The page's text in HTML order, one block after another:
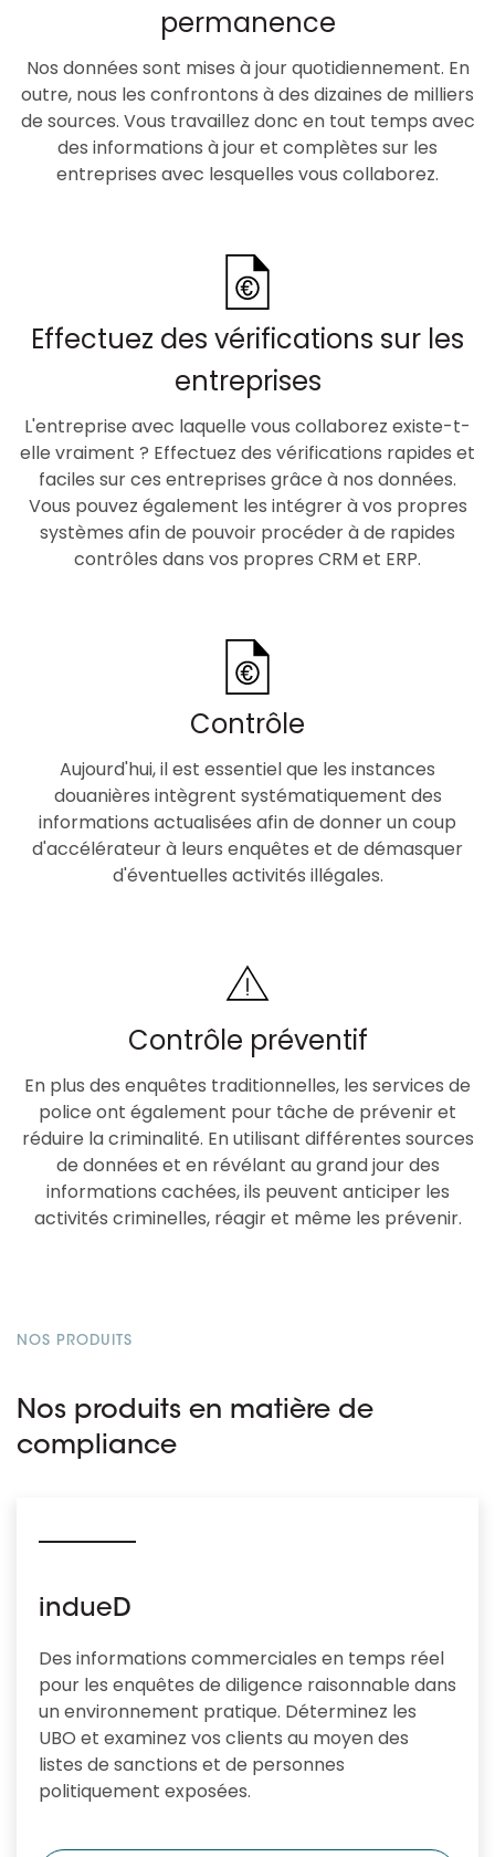
permanence
Nos données sont mises à jour quotidiennement. En
outre, nous les confrontons à des dizaines de milliers
de sources. Vous travaillez donc en tout temps avec
des informations à jour et complètes sur les
entreprises avec lesquelles vous collaborez.
Effectuez des vérifications sur les
entreprises
L'entreprise avec laquelle vous collaborez existe-t-
elle vraiment ? Effectuez des vérifications rapides et
faciles sur ces entreprises grâce à nos données.
Vous pouvez également les intégrer à vos propres
systèmes afin de pouvoir procéder à de rapides
contrôles dans vos propres CRM et ERP.
Contrôle
Aujourd'hui, il est essentiel que les instances
douanières intègrent systématiquement des
informations actualisées afin de donner un coup
d'accélérateur à leurs enquêtes et de démasquer
d'éventuelles activités illégales.
Contrôle préventif
En plus des enquêtes traditionnelles, les services de
police ont également pour tâche de prévenir et
réduire la criminalité. En utilisant différentes sources
de données et en révélant au grand jour des
informations cachées, ils peuvent anticiper les
activités criminelles, réagir et même les prévenir.
NOS PRODUITS
Nos produits en matière de
compliance
indueD
Des informations commerciales en temps réel
pour les enquêtes de diligence raisonnable dans
un environnement pratique. Déterminez les
UBO et examinez vos clients au moyen des
listes de sanctions et de personnes
politiquement exposées.